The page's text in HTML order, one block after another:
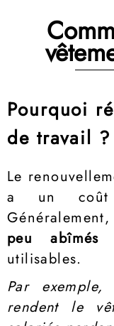
Pourquoi
de travail ?
Le
a un coût
peu abîmés
utilisables.
Par
rendent le